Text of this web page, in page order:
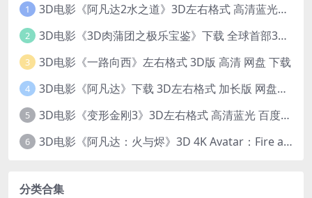
1 3D电影《阿凡达2水之道》3D左右格式 高清蓝光原盘 网盘下载 中文配音 4K3DVR电影
2 3D电影《3D肉蒲团之极乐宝鉴》下载 全球首部3D限制级电影 网盘下载
3 3D电影《一路向西》左右格式 3D版 高清 网盘 下载
4 3D电影《阿凡达》下载 3D左右格式 加长版 网盘下载
5 3D电影《变形金刚3》3D左右格式 高清蓝光 百度网盘+迅雷 下载 出屏国配字幕.国英双语
6 3D电影《阿凡达：火与烬》3D 4K Avatar：Fire and Ash 3D 左右格式 高清4K 电影 下载
分类合集